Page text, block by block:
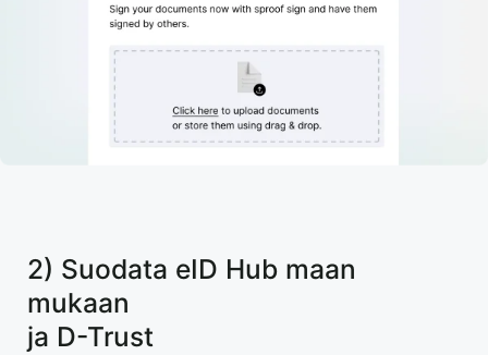
2) Suodata eID Hub maan
mukaan
ja D-Trust